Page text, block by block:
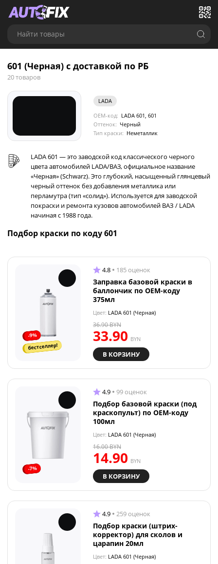
Найти товары
601 (Черная) с доставкой по РБ
20 товаров
LADA
OEM-код: LADA 601, 601
Оттенок: Черный
Тип краски: Неметаллик
LADA 601 — это заводской код классического черного
цвета автомобилей LADA/ВАЗ, официальное название
«Черная» (Schwarz). Это глубокий, насыщенный глянцевый
черный оттенок без добавления металлика или
перламутра (тип «солид»). Используется для заводской
покраски и ремонта кузовов автомобилей ВАЗ / LADA
начиная с 1988 года.
Подбор краски по коду 601
-9%
бестселлер!
4.8 185 оценок
Заправка базовой краски в
баллончик по OEM-коду
375мл
Цвет: LADA 601 (Черная)
33.90 BYN
36.90BYN
В КОРЗИНУ
-7%
4.9 99 оценок
Подбор базовой краски (под
краскопульт) по OEM-коду
100мл
Цвет: LADA 601 (Черная)
14.90 BYN
16.00BYN
В КОРЗИНУ
4.9 259 оценок
Подбор краски (штрих-
корректор) для сколов и
царапин 20мл
Цвет: LADA 601 (Черная)